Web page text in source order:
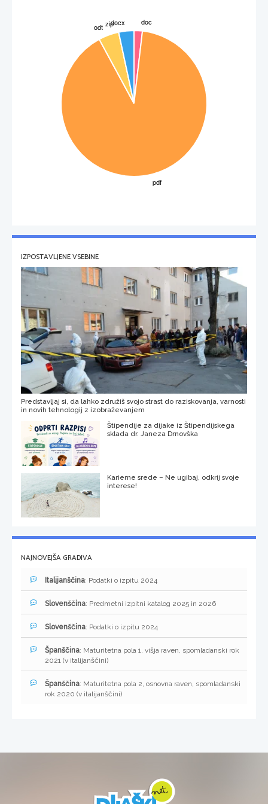
tlak par na tekočino, ki so pri določeni temperaturi v ravnotežju s
Temperatura vrelišča je T pri kateri parni tlak tekočine doseže 1,013bar.
toplota , ki jo moramo pri stalnem tlaku dovesti enemu
IZPOSTAVLJENE VSEBINE
Predstavljaj si, da lahko združiš svojo strast do raziskovanja, varnosti
in novih tehnologij z izobraževanjem
Štipendije za dijake iz Štipendijskega
sklada dr. Janeza Drnovška
Karierne srede – Ne ugibaj, odkrij svoje
interese!
NAJNOVEJŠA GRADIVA
Italijanščina: Podatki o izpitu 2024
Slovenščina: Predmetni izpitni katalog 2025 in 2026
Slovenščina: Podatki o izpitu 2024
Španščina: Maturitetna pola 1, višja raven, spomladanski rok
2021 (v italijanščini)
Španščina: Maturitetna pola 2, osnovna raven, spomladanski
rok 2020 (v italijanščini)